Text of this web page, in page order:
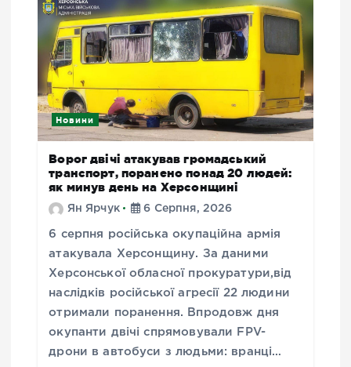
Новини
Ворог двічі атакував громадський
транспорт, поранено понад 20 людей:
як минув день на Херсонщині
Ян Ярчук 6 Серпня, 2026
6 серпня російська окупаційна армія
атакувала Херсонщину. За даними
Херсонської обласної прокуратури,від
наслідків російської агресії 22 людини
отримали поранення. Впродовж дня
окупанти двічі спрямовували FPV-
дрони в автобуси з людьми: вранці…